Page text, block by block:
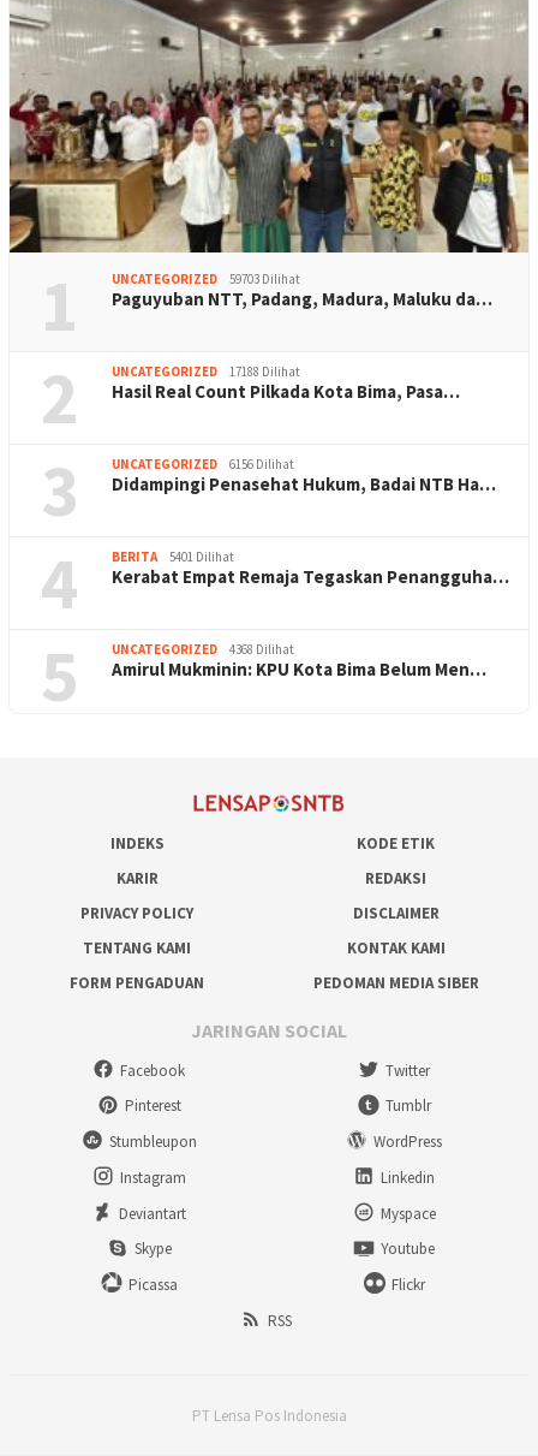
1 UNCATEGORIZED 59703 Dilihat
Paguyuban NTT, Padang, Madura, Maluku da…
2 UNCATEGORIZED 17188 Dilihat
Hasil Real Count Pilkada Kota Bima, Pasa…
3 UNCATEGORIZED 6156 Dilihat
Didampingi Penasehat Hukum, Badai NTB Ha…
4 BERITA 5401 Dilihat
Kerabat Empat Remaja Tegaskan Penangguha…
5 UNCATEGORIZED 4368 Dilihat
Amirul Mukminin: KPU Kota Bima Belum Men…
INDEKS
KODE ETIK
KARIR
REDAKSI
PRIVACY POLICY
DISCLAIMER
TENTANG KAMI
KONTAK KAMI
FORM PENGADUAN
PEDOMAN MEDIA SIBER
JARINGAN SOCIAL
Facebook
Twitter
Pinterest
Tumblr
Stumbleupon
WordPress
Instagram
Linkedin
Deviantart
Myspace
Skype
Youtube
Picassa
Flickr
RSS
PT Lensa Pos Indonesia